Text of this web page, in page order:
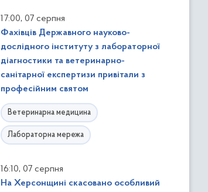
17:00, 07 серпня
Фахівців Державного науково-
дослідного інституту з лабораторної
діагностики та ветеринарно-
санітарної експертизи привітали з
професійним святом
Ветеринарна медицина
Лабораторна мережа
16:10, 07 серпня
На Херсонщині скасовано особливий